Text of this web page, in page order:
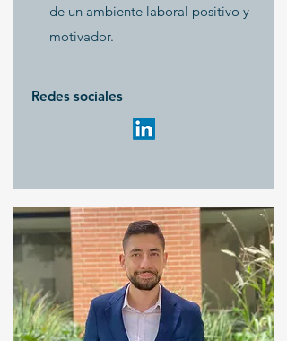
de un ambiente laboral positivo y
motivador.
Redes sociales